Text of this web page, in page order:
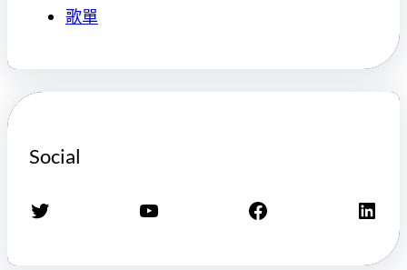
歌單
Social
X YouTube Facebook LinkedIn